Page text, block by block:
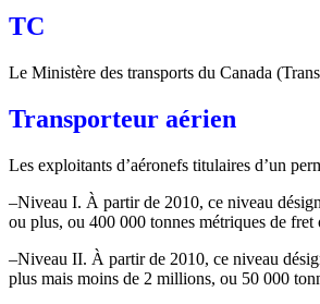
TC
Le Ministère des transports du Canada
Transporteur aérien
Les exploitants d’aéronefs titulaires d’un
–Niveau I. À partir de 2010, ce niveau
ou plus, ou 400 000 tonnes métriques de fret
–Niveau II. À partir de 2010, ce niveau
plus mais moins de 2 millions, ou 50 000